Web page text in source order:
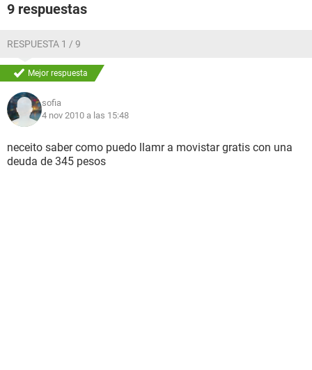
9 respuestas
RESPUESTA 1 / 9
Mejor respuesta
sofia
4 nov 2010 a las 15:48
neceito saber como puedo llamr a movistar gratis con una
deuda de 345 pesos